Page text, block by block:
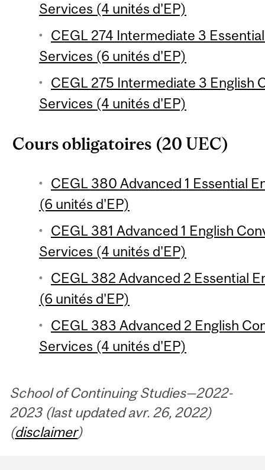
Services (4 unités d'EP)
CEGL 274 Intermediate 3
Services (6 unités d'EP)
CEGL 275 Intermediate 3 English
Services (4 unités d'EP)
Cours obligatoires (20 UEC)
CEGL 380 Advanced 1 Essential
(6 unités d'EP)
CEGL 381 Advanced 1 English
Services (4 unités d'EP)
CEGL 382 Advanced 2 Essential
(6 unités d'EP)
CEGL 383 Advanced 2 English
Services (4 unités d'EP)
School of Continuing Studies—2022-
2023 (last updated avr. 26, 2022)
(disclaimer)